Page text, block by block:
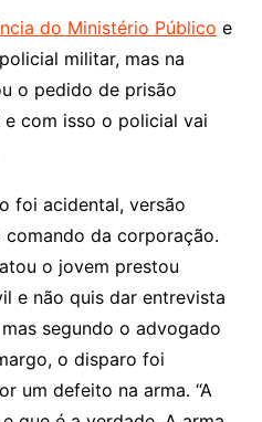
do Ministério Público e
militar, mas na
o pedido de prisão
com isso o policial vai
foi acidental, versão
da corporação.
o jovem prestou
e não quis dar entrevista
segundo o advogado
o disparo foi
um defeito na arma. “A